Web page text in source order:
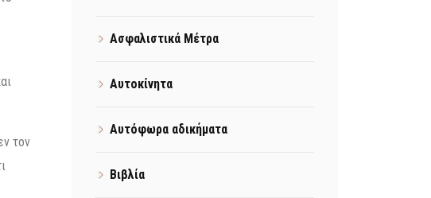
τον
Ασφαλιστικά Μέτρα
Αυτοκίνητα
Αυτόφωρα αδικήματα
Βιβλία